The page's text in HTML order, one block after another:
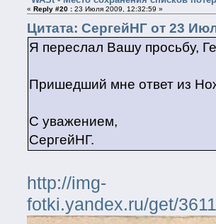
« Reply #20 :23 Июля 2009, 12:32:59 »
Цитата: СергейНГ от 23
Я переслал Вашу просьбу,
Пришедший мне ответ из
С уважением,
СергейНГ.
http://img-
fotki.yandex.ru/get/